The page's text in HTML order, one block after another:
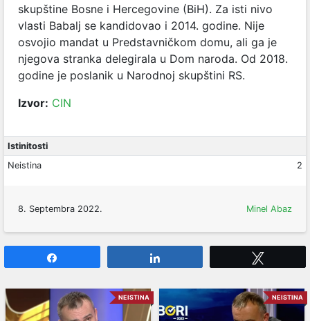
skupštine Bosne i Hercegovine (BiH). Za isti nivo
vlasti Babalj se kandidovao i 2014. godine. Nije
osvojio mandat u Predstavničkom domu, ali ga je
njegova stranka delegirala u Dom naroda. Od 2018.
godine je poslanik u Narodnoj skupštini RS.
Izvor: CIN
Istinitosti
Neistina
2
8. Septembra 2022. Minel Abaz
NEISTINA NEISTINA